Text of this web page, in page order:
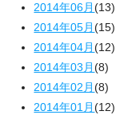
2014年06月(13)
2014年05月(15)
2014年04月(12)
2014年03月(8)
2014年02月(8)
2014年01月(12)